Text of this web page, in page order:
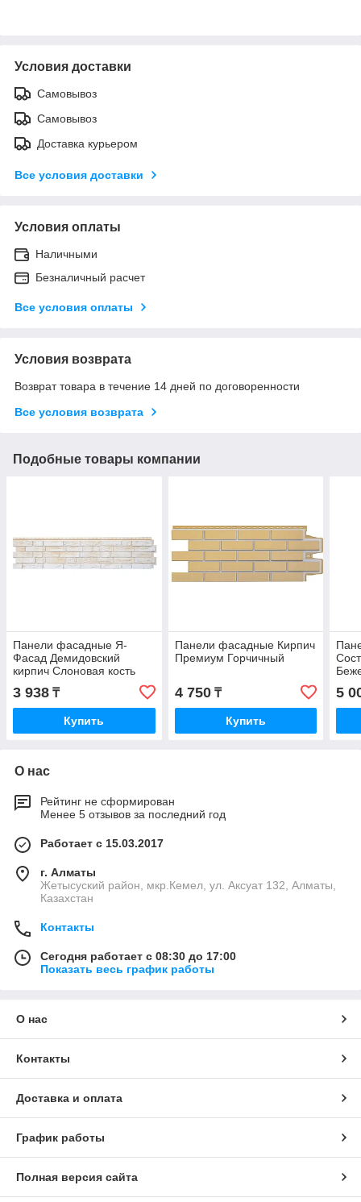
Условия доставки
Самовывоз
Самовывоз
Доставка курьером
Все условия доставки
Условия оплаты
Наличными
Безналичный расчет
Все условия оплаты
Условия возврата
Возврат товара в течение 14 дней по договоренности
Все условия возврата
Подобные товары компании
Панели фасадные Я-
Фасад Демидовский
кирпич Слоновая кость
3 938 ₸
Купить
Панели фасадные Кирпич
Премиум Горчичный
4 750₸
Купить
5
О нас
Рейтинг не сформирован
Менее 5 отзывов за последний год
Работает с 15.03.2017
г. Алматы
Жетысуский район, мкр.Кемел, ул. Аксуат 132, Алматы,
Казахстан
Контакты
Сегодня работает с 08:30 до 17:00
Показать весь график работы
О нас
Контакты
Доставка и оплата
График работы
Полная версия сайта